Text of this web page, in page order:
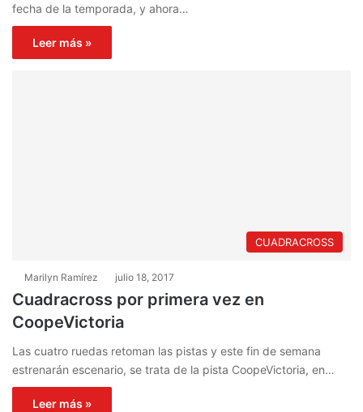
fecha de la temporada, y ahora…
Leer más »
CUADRACROSS
Marilyn Ramírez julio 18, 2017
Cuadracross por primera vez en
CoopeVictoria
Las cuatro ruedas retoman las pistas y este fin de semana
estrenarán escenario, se trata de la pista CoopeVictoria, en…
Leer más »